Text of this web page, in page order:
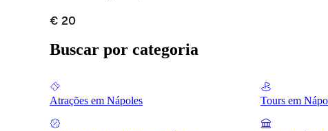
€ 20
Buscar por categoria
Atrações em Nápoles Tours em